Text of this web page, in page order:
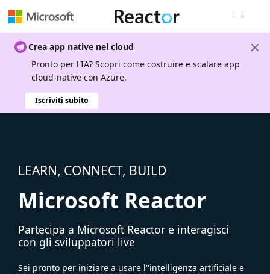
Crea app native nel cloud
Pronto per l'IA? Scopri come costruire e scalare app
cloud-native con Azure.
Iscriviti subito
LEARN, CONNECT, BUILD
Microsoft Reactor
Partecipa a Microsoft Reactor e interagisci
con gli sviluppatori live
Sei pronto per iniziare a usare l''intelligenza artificiale e